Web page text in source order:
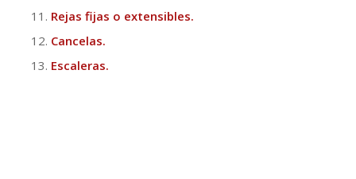
Rejas fijas o extensibles.
Cancelas.
Escaleras.